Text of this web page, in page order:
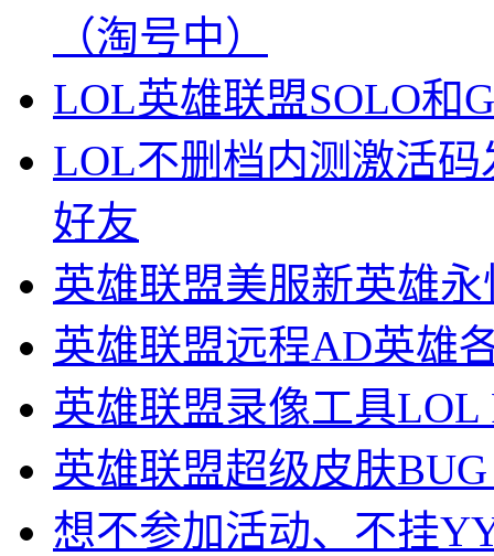
（淘号中）
LOL英雄联盟SOLO和
LOL不删档内测激活
好友
英雄联盟美服新英雄
英雄联盟远程AD英雄
英雄联盟录像工具LOL
英雄联盟超级皮肤
想不参加活动、不挂